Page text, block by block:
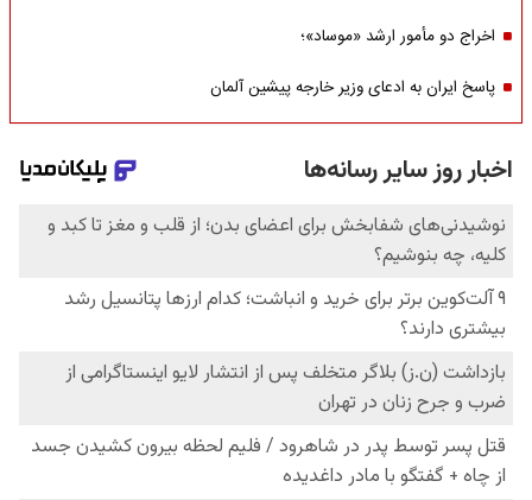
اخراج دو مأمور ارشد «موساد»؛
پاسخ ایران به ادعای وزیر خارجه پیشین آلمان